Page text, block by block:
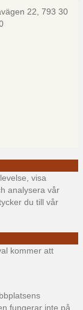
22, 793 30
visa
analysera vår
du till vår
kommer att
fungerar inte på